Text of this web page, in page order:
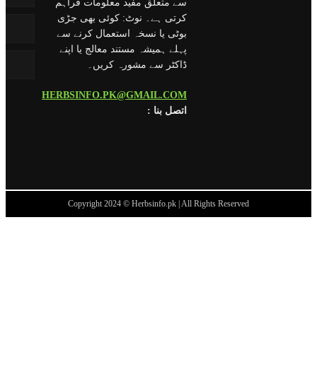
سے متعلق مفید معلومات فراہم
کرتی ہے۔ نوٹ: کوئی بھی جڑی
بوٹی یا نسخہ استعمال کرنے سے
پہلے ہمیشہ مستند معالج یا اپنے
ڈاکٹر سے مشورہ کریں۔
HERBSINFO.PK@GMAIL.COM
: اتصل بنا
Copyright 2024 © Herbsinfo.pk | All Rights Reserved